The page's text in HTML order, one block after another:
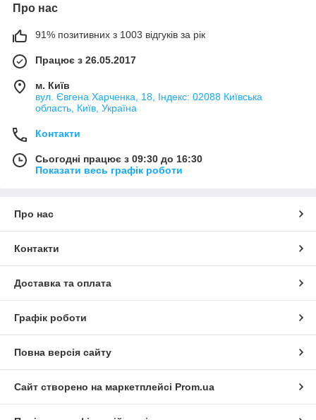
Про нас
91% позитивних з 1003 відгуків за рік
Працює з 26.05.2017
м. Київ
вул. Євгена Харченка, 18, Індекс: 02088 Київська
область, Київ, Україна
Контакти
Сьогодні працює з 09:30 до 16:30
Показати весь графік роботи
Про нас
Контакти
Доставка та оплата
Графік роботи
Повна версія сайту
Сайт створено на маркетплейсі Prom.ua